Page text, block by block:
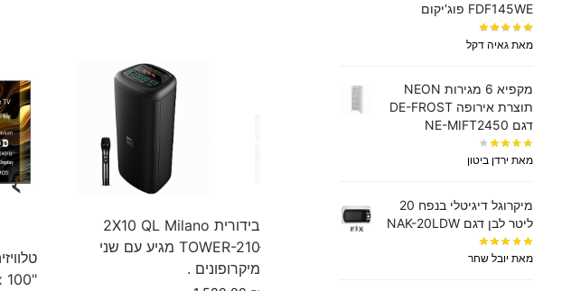
בידורית 2X10 QL Milano
TOWER-210ּ מגיע עם שני
מיקרופונים .
"Xiaomi TV Max 100
FDF145WE פוג'יקום
מאת גאיה דקל
מקפיא 6 מגירות NEON
תוצרת אירופה DE-FROST
דגם NE-MIFT2450
מאת ירדן ביטון
מיקרוגל דיגיטלי בנפח 20
ליטר לבן דגם NAK-20LDW
מאת יובל שחר